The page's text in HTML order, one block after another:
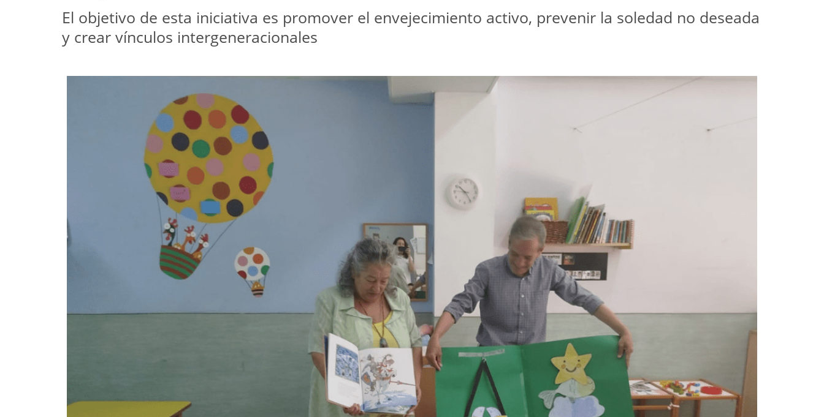
El objetivo de esta iniciativa es promover el envejecimiento activo, prevenir la soledad no deseada
y crear vínculos intergeneracionales